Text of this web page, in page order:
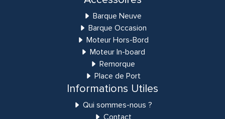
Barque Neuve
Barque Occasion
Moteur Hors-Bord
Moteur In-board
Remorque
Place de Port
Informations Utiles
Qui sommes-nous ?